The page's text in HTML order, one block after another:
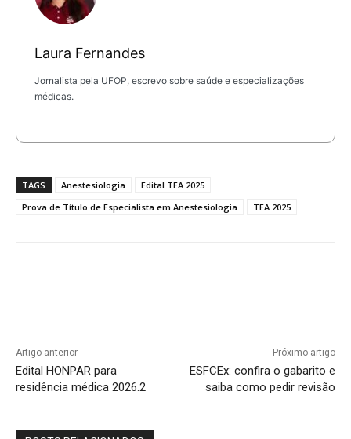
Laura Fernandes
Jornalista pela UFOP, escrevo sobre saúde e especializações
médicas.
TAGS Anestesiologia
Edital TEA 2025
Prova de Título de Especialista em Anestesiologia
TEA 2025
Artigo anterior
Edital HONPAR para
residência médica 2026.2
Próximo artigo
ESFCEx: confira o gabarito e
saiba como pedir revisão